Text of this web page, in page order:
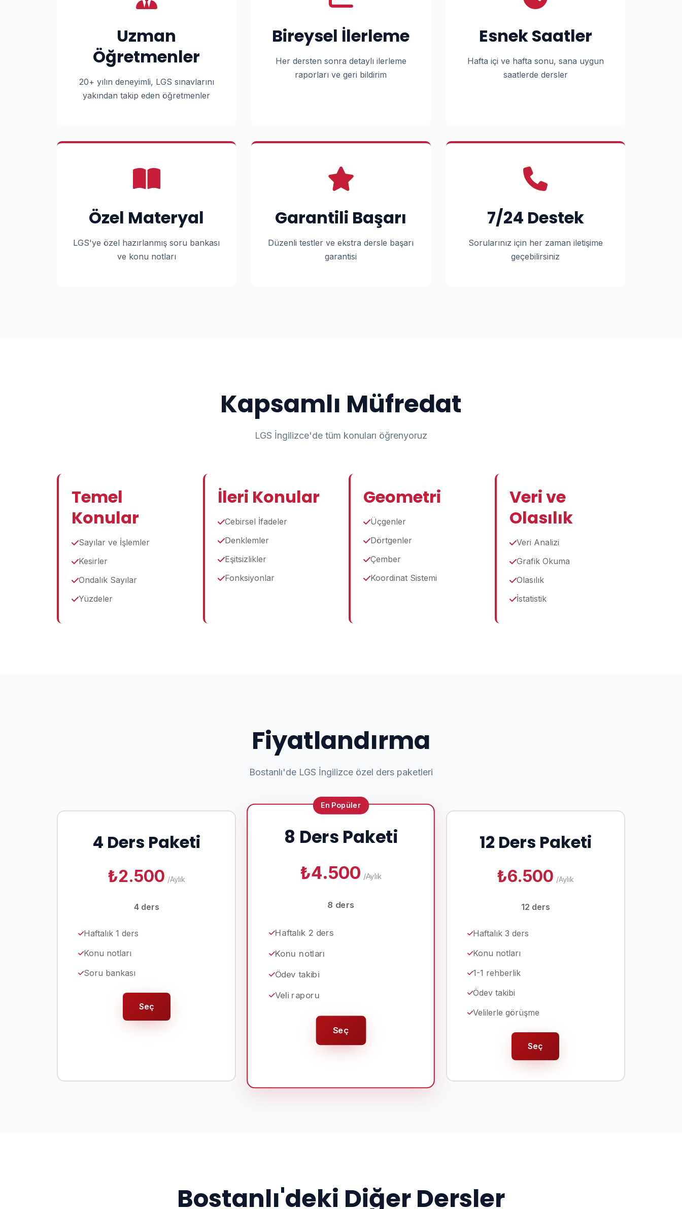
Uzman
Öğretmenler
20+ yılın deneyimli, LGS sınavlarını
yakından takip eden öğretmenler
Bireysel İlerleme
Her dersten sonra detaylı ilerleme
raporları ve geri bildirim
Esnek Saatler
Hafta içi ve hafta sonu, sana uygun
saatlerde dersler
Özel Materyal
LGS'ye özel hazırlanmış soru bankası
ve konu notları
Garantili Başarı
Düzenli testler ve ekstra dersle başarı
garantisi
7/24 Destek
Sorularınız için her zaman iletişime
geçebilirsiniz
Kapsamlı Müfredat
LGS İngilizce'de tüm konuları öğrenyoruz
Temel
Konular
Sayılar ve İşlemler
Kesirler
Ondalık Sayılar
Yüzdeler
İleri Konular
Cebirsel İfadeler
Denklemler
Eşitsizlikler
Fonksiyonlar
Geometri
Üçgenler
Dörtgenler
Çember
Koordinat Sistemi
Veri ve
Olasılık
Veri Analizi
Grafik Okuma
Olasılık
İstatistik
Fiyatlandırma
Bostanlı'de LGS İngilizce özel ders paketleri
4 Ders Paketi
₺2.500 /Aylık
4 ders
Haftalık 1 ders
Konu notları
Soru bankası
Seç
En Popüler
8 Ders Paketi
₺4.500 /Aylık
8 ders
Haftalık 2 ders
Konu notları
Ödev takibi
Veli raporu
Seç
12 Ders Paketi
₺6.500 /Aylık
12 ders
Haftalık 3 ders
Konu notları
1-1 rehberlik
Ödev takibi
Velilerle görüşme
Seç
Bostanlı'deki Diğer Dersler